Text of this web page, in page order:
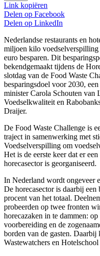
Link kopiëren
Delen op Facebook
Delen op LinkedIn
Nederlandse restaurants en
miljoen kilo
euro besparen. Dit
bekendgemaakt tijdens de
slotdag van de Food Waste
besparingsdoel voor 2030,
minister Carola Schouten van
Voedselkwaliteit en
Draijer.
De Food Waste Challenge is
traject in samenwerking met
Voedselverspilling om
Het is de eerste keer dat er
horecasector is georganiseerd.
In Nederland wordt ongeveer
De horecasector is daarbij
procent van het totaal.
probeerden op twee fronten
horecazaken in te dammen:
voorbereiding en de
borden van de gasten. Daarbij
Wastewatchers en